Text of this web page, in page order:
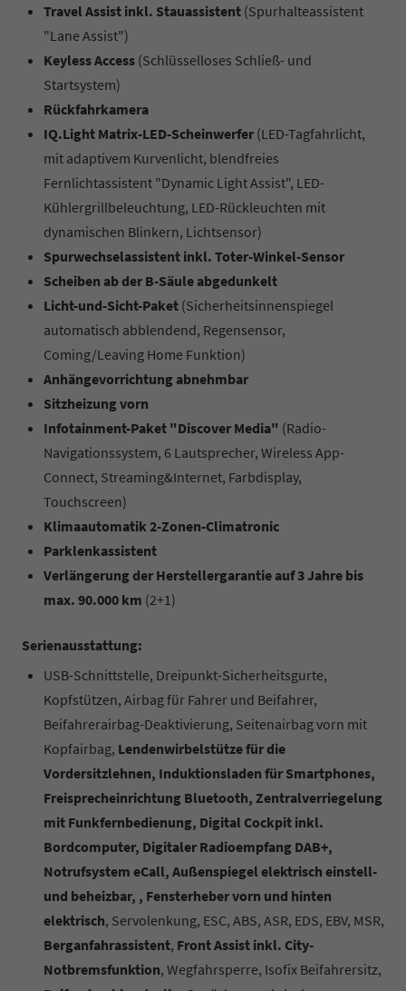
Travel Assist inkl. Stauassistent (Spurhalteassistent
"Lane Assist")
Keyless Access (Schlüsselloses Schließ- und
Startsystem)
Rückfahrkamera
IQ.Light Matrix-LED-Scheinwerfer (LED-Tagfahrlicht,
mit adaptivem Kurvenlicht, blendfreies
Fernlichtassistent "Dynamic Light Assist", LED-
Kühlergrillbeleuchtung, LED-Rückleuchten mit
dynamischen Blinkern, Lichtsensor)
Spurwechselassistent inkl. Toter-Winkel-Sensor
Scheiben ab der B-Säule abgedunkelt
Licht-und-Sicht-Paket (Sicherheitsinnenspiegel
automatisch abblendend, Regensensor,
Coming/Leaving Home Funktion)
Anhängevorrichtung abnehmbar
Sitzheizung vorn
Infotainment-Paket "Discover Media" (Radio-
Navigationssystem, 6 Lautsprecher, Wireless App-
Connect, Streaming&Internet, Farbdisplay,
Touchscreen)
Klimaautomatik 2-Zonen-Climatronic
Parklenkassistent
Verlängerung der Herstellergarantie auf 3 Jahre bis
max. 90.000 km (2+1)
Serienausstattung:
USB-Schnittstelle, Dreipunkt-Sicherheitsgurte,
Kopfstützen, Airbag für Fahrer und Beifahrer,
Beifahrerairbag-Deaktivierung, Seitenairbag vorn mit
Kopfairbag, Lendenwirbelstütze für die
Vordersitzlehnen, Induktionsladen für Smartphones,
Freisprecheinrichtung Bluetooth, Zentralverriegelung
mit Funkfernbedienung, Digital Cockpit inkl.
Bordcomputer, Digitaler Radioempfang DAB+,
Notrufsystem eCall, Außenspiegel elektrisch einstell-
und beheizbar, , Fensterheber vorn und hinten
elektrisch, Servolenkung, ESC, ABS, ASR, EDS, EBV, MSR,
Berganfahrassistent, Front Assist inkl. City-
Notbremsfunktion, Wegfahrsperre, Isofix Beifahrersitz,